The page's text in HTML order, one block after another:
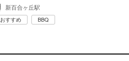
新百合ヶ丘駅
おすすめ BBQ